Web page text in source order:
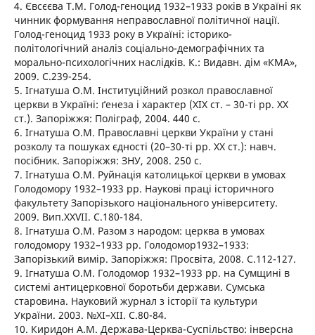
4. Євсєєва Т.М. Голод-геноцид 1932–1933 років в Україні як
чинник формування неправославної політичної нації.
Голод-геноцид 1933 року в Україні: історико-
політологічний аналіз соціально-демографічних та
морально-психологічних наслідків. К.: Видавн. дім «КМА»,
2009. С.239-254.
5. Ігнатуша О.М. Інституційний розкол православної
церкви в Україні: ґенеза і характер (XIX ст. – 30-ті рр. XX
ст.). Запоріжжя: Поліграф, 2004. 440 с.
6. Ігнатуша О.М. Православні церкви України у стані
розколу та пошуках єдності (20–30-ті рр. XX ст.): навч.
посібник. Запоріжжя: ЗНУ, 2008. 250 с.
7. Ігнатуша О.М. Руйнація католицької церкви в умовах
Голодомору 1932–1933 рр. Наукові праці історичного
факультету Запорізького національного університету.
2009. Вип.XXVII. С.180-184.
8. Ігнатуша О.М. Разом з народом: церква в умовах
голодомору 1932–1933 рр. Голодомор1932–1933:
Запорізький вимір. Запоріжжя: Просвіта, 2008. С.112-127.
9. Ігнатуша О.М. Голодомор 1932–1933 рр. на Сумщині в
системі антицерковної боротьби держави. Сумська
старовина. Науковий журнал з історії та культури
України. 2003. №ХІ–ХІІ. С.80-84.
10. Киридон А.М. Держава-Церква-Суспільство: інверсна